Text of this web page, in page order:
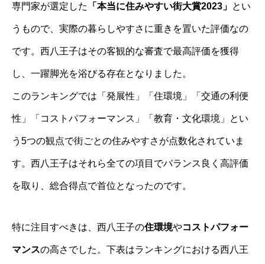
専門家が選定した 「本当に住みやすい街大賞2023」 とい
うもので、実際の暮らしやすさに重きを置いた評価なの
です。西八王子はその客観的な審査で最高評価を獲得
し、一躍脚光を浴びる存在となりました。
このランキングでは「発展性」「住環境」「交通の利便
性」「コストパフォーマンス」「教育・文化環境」とい
う5つの観点で街ごとの住みやすさが点数化されていま
す。西八王子はそれら全ての項目でバランス良く高評価
を取り、総合得点で首位となったのです。
特に注目すべきは、西八王子の住環境やコストパフォー
マンスの高さでした。下表はランキングにおける西八王